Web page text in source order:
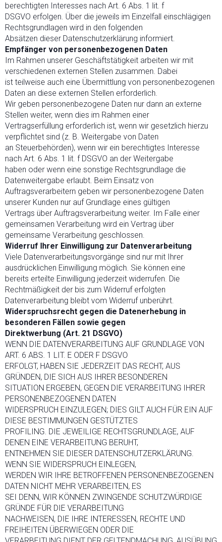
berechtigten Interesses nach Art. 6 Abs. 1 lit. f
DSGVO erfolgen. Über die jeweils im Einzelfall einschlägigen
Rechtsgrundlagen wird in den folgenden
Absätzen dieser Datenschutzerklärung informiert.
Empfänger von personenbezogenen Daten
Im Rahmen unserer Geschäftstätigkeit arbeiten wir mit
verschiedenen externen Stellen zusammen. Dabei
ist teilweise auch eine Übermittlung von personenbezogenen
Daten an diese externen Stellen erforderlich.
Wir geben personenbezogene Daten nur dann an externe
Stellen weiter, wenn dies im Rahmen einer
Vertragserfüllung erforderlich ist, wenn wir gesetzlich hierzu
verpflichtet sind (z. B. Weitergabe von Daten
an Steuerbehörden), wenn wir ein berechtigtes Interesse
nach Art. 6 Abs. 1 lit. f DSGVO an der Weitergabe
haben oder wenn eine sonstige Rechtsgrundlage die
Datenweitergabe erlaubt. Beim Einsatz von
Auftragsverarbeitern geben wir personenbezogene Daten
unserer Kunden nur auf Grundlage eines gültigen
Vertrags über Auftragsverarbeitung weiter. Im Falle einer
gemeinsamen Verarbeitung wird ein Vertrag über
gemeinsame Verarbeitung geschlossen.
Widerruf Ihrer Einwilligung zur Datenverarbeitung
Viele Datenverarbeitungsvorgänge sind nur mit Ihrer
ausdrücklichen Einwilligung möglich. Sie können eine
bereits erteilte Einwilligung jederzeit widerrufen. Die
Rechtmäßigkeit der bis zum Widerruf erfolgten
Datenverarbeitung bleibt vom Widerruf unberührt.
Widerspruchsrecht gegen die Datenerhebung in
besonderen Fällen sowie gegen
Direktwerbung (Art. 21 DSGVO)
WENN DIE DATENVERARBEITUNG AUF GRUNDLAGE VON
ART. 6 ABS. 1 LIT. E ODER F DSGVO
ERFOLGT, HABEN SIE JEDERZEIT DAS RECHT, AUS
GRÜNDEN, DIE SICH AUS IHRER BESONDEREN
SITUATION ERGEBEN, GEGEN DIE VERARBEITUNG IHRER
PERSONENBEZOGENEN DATEN
WIDERSPRUCH EINZULEGEN; DIES GILT AUCH FÜR EIN AUF
DIESE BESTIMMUNGEN GESTÜTZTES
PROFILING. DIE JEWEILIGE RECHTSGRUNDLAGE, AUF
DENEN EINE VERARBEITUNG BERUHT,
ENTNEHMEN SIE DIESER DATENSCHUTZERKLÄRUNG.
WENN SIE WIDERSPRUCH EINLEGEN,
WERDEN WIR IHRE BETROFFENEN PERSONENBEZOGENEN
DATEN NICHT MEHR VERARBEITEN, ES
SEI DENN, WIR KÖNNEN ZWINGENDE SCHUTZWÜRDIGE
GRÜNDE FÜR DIE VERARBEITUNG
NACHWEISEN, DIE IHRE INTERESSEN, RECHTE UND
FREIHEITEN ÜBERWIEGEN ODER DIE